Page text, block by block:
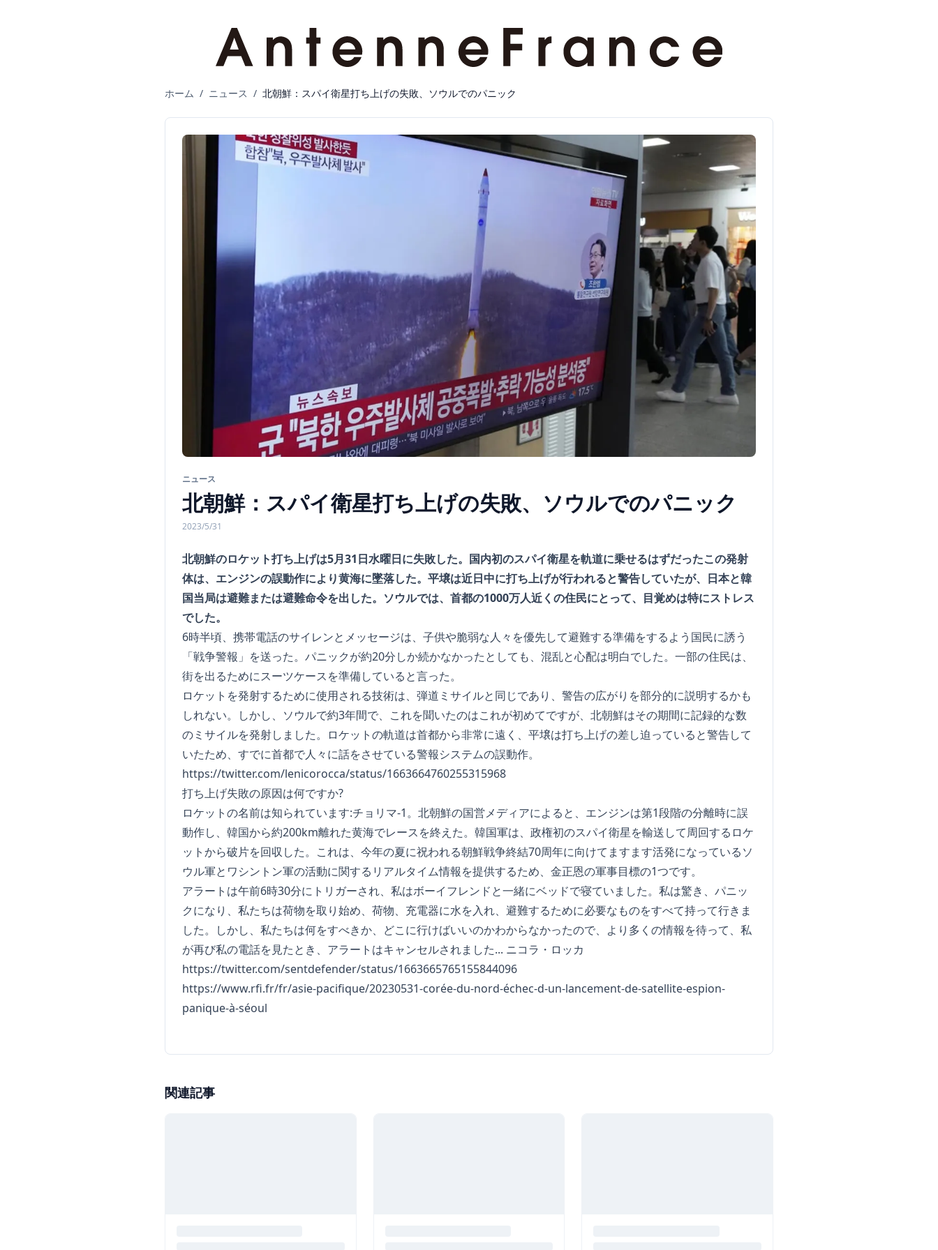
ホーム / ニュース / 北朝鮮：スパイ衛星打ち上げの失敗、ソウルでのパニック
ニュース
北朝鮮：スパイ衛星打ち上げの失敗、ソウルでのパニック
2023/5/31
北朝鮮のロケット打ち上げは5月31日水曜日に失敗した。国内初のスパイ衛星を軌道に乗せるはずだったこの発射
体は、エンジンの誤動作により黄海に墜落した。平壌は近日中に打ち上げが行われると警告していたが、日本と韓
国当局は避難または避難命令を出した。ソウルでは、首都の1000万人近くの住民にとって、目覚めは特にストレス
でした。
6時半頃、携帯電話のサイレンとメッセージは、子供や脆弱な人々を優先して避難する準備をするよう国民に誘う
「戦争警報」を送った。パニックが約20分しか続かなかったとしても、混乱と心配は明白でした。一部の住民は、
街を出るためにスーツケースを準備していると言った。
ロケットを発射するために使用される技術は、弾道ミサイルと同じであり、警告の広がりを部分的に説明するかも
しれない。しかし、ソウルで約3年間で、これを聞いたのはこれが初めてですが、北朝鮮はその期間に記録的な数
のミサイルを発射しました。ロケットの軌道は首都から非常に遠く、平壌は打ち上げの差し迫っていると警告して
いたため、すでに首都で人々に話をさせている警報システムの誤動作。
https://twitter.com/lenicorocca/status/1663664760255315968
打ち上げ失敗の原因は何ですか?
ロケットの名前は知られています:チョリマ-1。北朝鮮の国営メディアによると、エンジンは第1段階の分離時に誤
動作し、韓国から約200km離れた黄海でレースを終えた。韓国軍は、政権初のスパイ衛星を輸送して周回するロケ
ットから破片を回収した。これは、今年の夏に祝われる朝鮮戦争終結70周年に向けてますます活発になっているソ
ウル軍とワシントン軍の活動に関するリアルタイム情報を提供するため、金正恩の軍事目標の1つです。
アラートは午前6時30分にトリガーされ、私はボーイフレンドと一緒にベッドで寝ていました。私は驚き、パニッ
クになり、私たちは荷物を取り始め、荷物、充電器に水を入れ、避難するために必要なものをすべて持って行きま
した。しかし、私たちは何をすべきか、どこに行けばいいのかわからなかったので、より多くの情報を待って、私
が再び私の電話を見たとき、アラートはキャンセルされました... ニコラ・ロッカ
https://twitter.com/sentdefender/status/1663665765155844096
https://www.rfi.fr/fr/asie-pacifique/20230531-corée-du-nord-échec-d-un-lancement-de-satellite-espion-
panique-à-séoul
関連記事